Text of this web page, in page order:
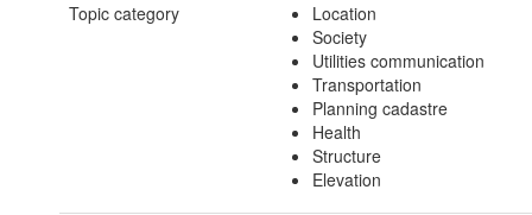
Topic category
Location
Society
Utilities communication
Transportation
Planning cadastre
Health
Structure
Elevation